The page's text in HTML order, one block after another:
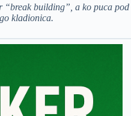
“break building”, a ko puca pod
kladionica.